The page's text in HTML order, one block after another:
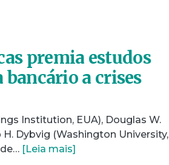
premia estudos
bancário a crises
Institution, EUA), Douglas W.
Dybvig (Washington University,
[Leia mais]